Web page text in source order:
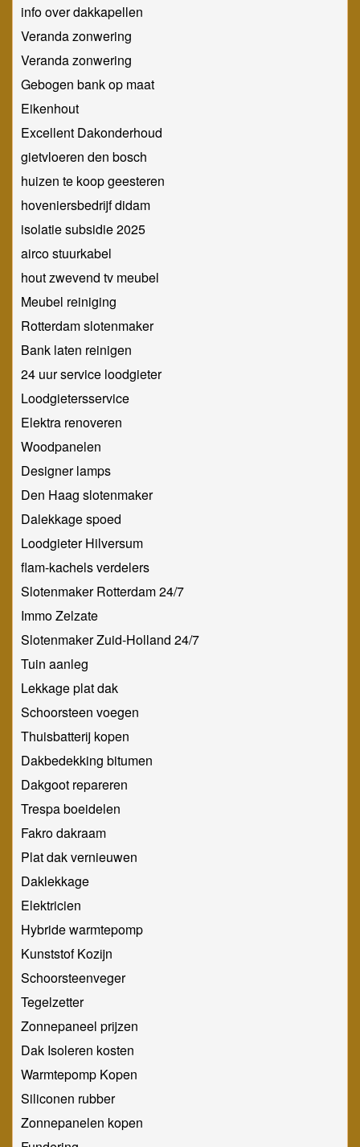
info over dakkapellen
Veranda zonwering
Veranda zonwering
Gebogen bank op maat
Eikenhout
Excellent Dakonderhoud
gietvloeren den bosch
huizen te koop geesteren
hoveniersbedrijf didam
isolatie subsidie 2025
airco stuurkabel
hout zwevend tv meubel
Meubel reiniging
Rotterdam slotenmaker
Bank laten reinigen
24 uur service loodgieter
Loodgietersservice
Elektra renoveren
Woodpanelen
Designer lamps
Den Haag slotenmaker
Dalekkage spoed
Loodgieter Hilversum
flam-kachels verdelers
Slotenmaker Rotterdam 24/7
Immo Zelzate
Slotenmaker Zuid-Holland 24/7
Tuin aanleg
Lekkage plat dak
Schoorsteen voegen
Thuisbatterij kopen
Dakbedekking bitumen
Dakgoot repareren
Trespa boeidelen
Fakro dakraam
Plat dak vernieuwen
Daklekkage
Elektricien
Hybride warmtepomp
Kunststof Kozijn
Schoorsteenveger
Tegelzetter
Zonnepaneel prijzen
Dak Isoleren kosten
Warmtepomp Kopen
Siliconen rubber
Zonnepanelen kopen